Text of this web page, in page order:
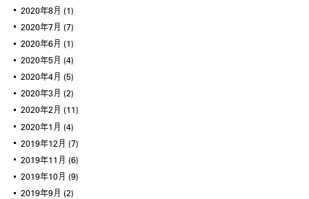
2020年8月 (1)
2020年7月 (7)
2020年6月 (1)
2020年5月 (4)
2020年4月 (5)
2020年3月 (2)
2020年2月 (11)
2020年1月 (4)
2019年12月 (7)
2019年11月 (6)
2019年10月 (9)
2019年9月 (2)